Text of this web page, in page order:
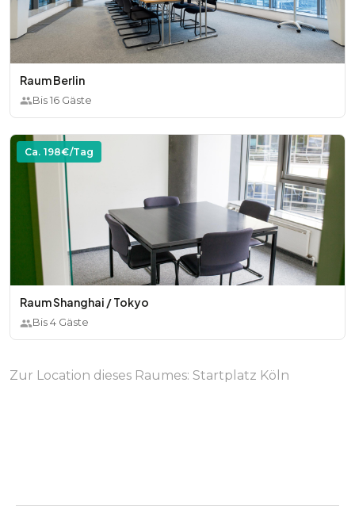
Raum Berlin
Bis16 Gäste
Ca. 198€/Tag
Raum Shanghai / Tokyo
Bis4 Gäste
Zur Location dieses Raumes: Startplatz Köln